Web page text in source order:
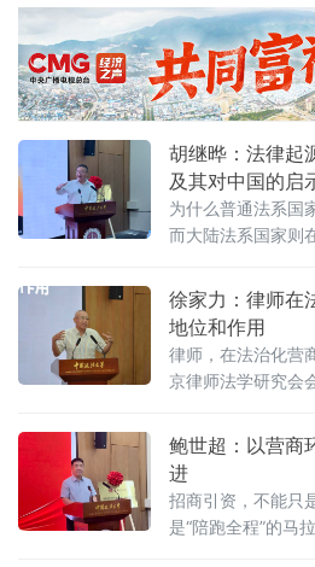
框架与实践路径。
展的根本路径。
胡继晔：法律起
及其对中国的启
为什么普通法系国
而大陆法系国家则
长背后是否隐藏着
学院教授、法治化
究课题组组长胡继
牌仪式既同期举办
地方政府促进招商
以
徐家力：律师在
地位和作用
律师，在法治化营
京律师法学研究会
心揭牌仪式既同期
——地方政府促进
径”法治化营商环
期活动上给出明确
践者，更是连接政
鲍世超：以营商
进
招商引资，不能只
是“陪跑全程”的马